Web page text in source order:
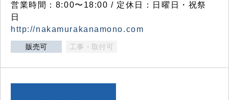
営業時間：8:00〜18:00 / 定休日：日曜日・祝祭
日
http://nakamurakanamono.com
販売可 工事・取付可